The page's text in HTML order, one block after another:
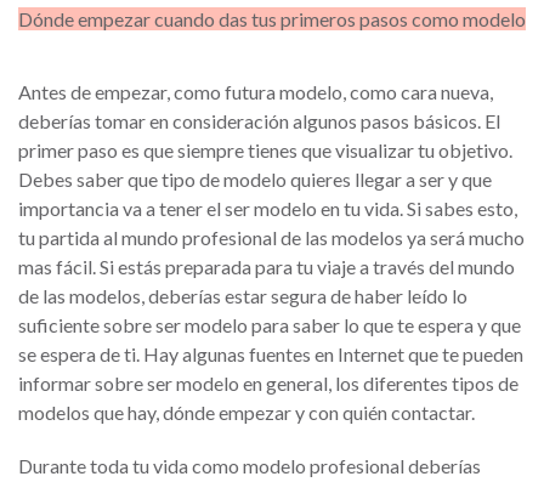
Dónde empezar cuando das tus primeros pasos como modelo
Antes de empezar, como futura modelo, como cara nueva,
deberías tomar en consideración algunos pasos básicos. El
primer paso es que siempre tienes que visualizar tu objetivo.
Debes saber que tipo de modelo quieres llegar a ser y que
importancia va a tener el ser modelo en tu vida. Si sabes esto,
tu partida al mundo profesional de las modelos ya será mucho
mas fácil. Si estás preparada para tu viaje a través del mundo
de las modelos, deberías estar segura de haber leído lo
suficiente sobre ser modelo para saber lo que te espera y que
se espera de ti. Hay algunas fuentes en Internet que te pueden
informar sobre ser modelo en general, los diferentes tipos de
modelos que hay, dónde empezar y con quién contactar.
Durante toda tu vida como modelo profesional deberías